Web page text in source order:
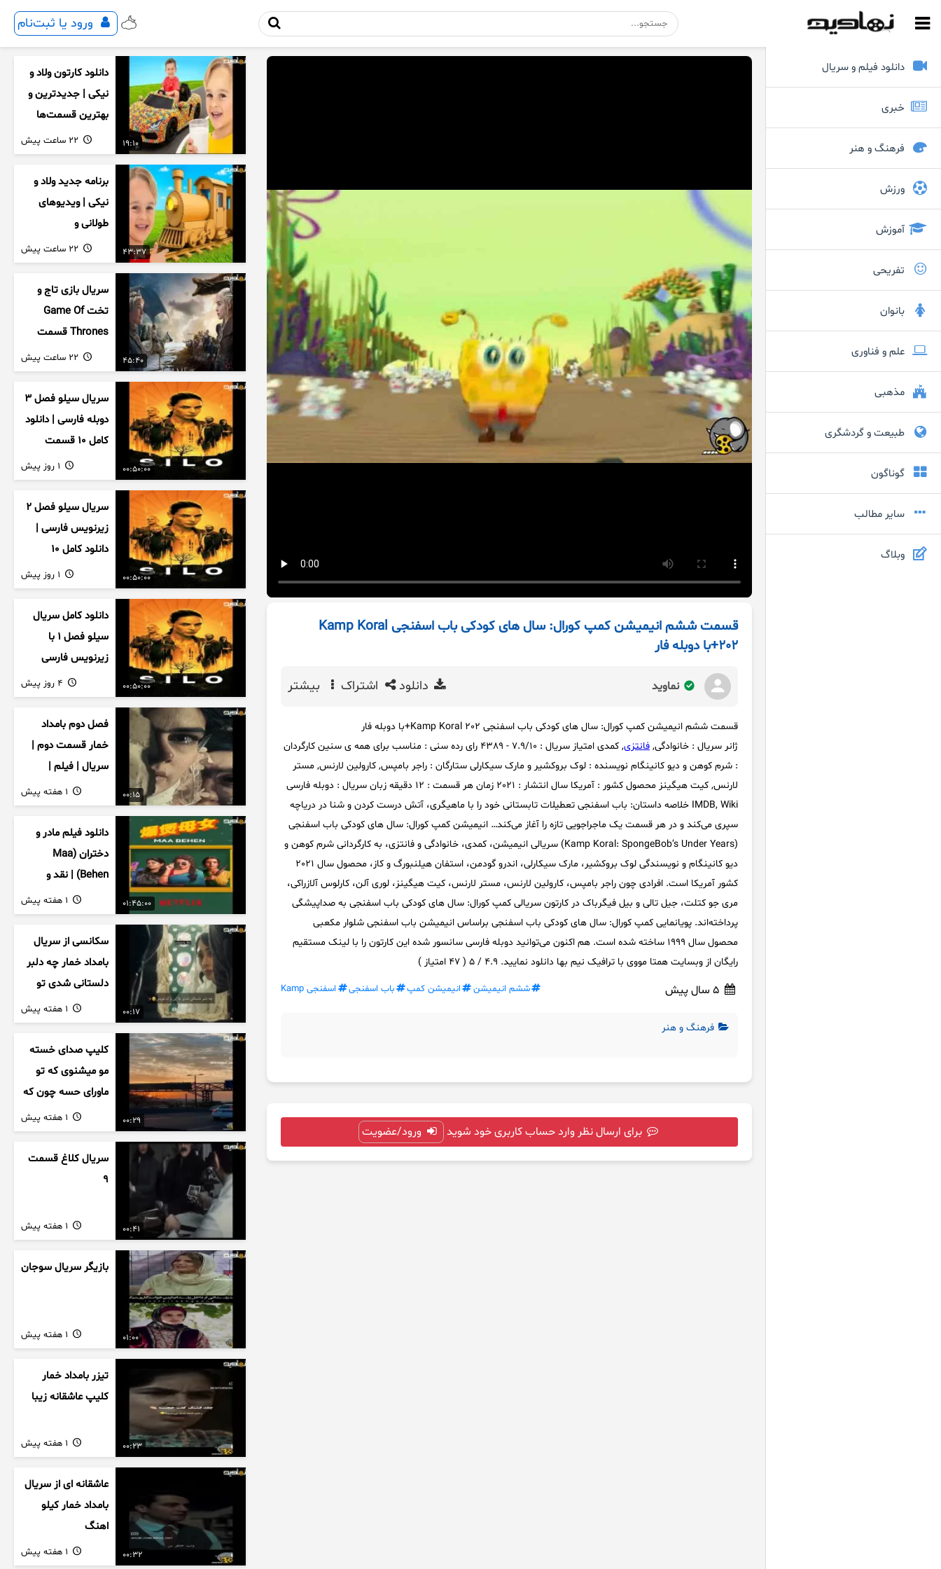
ورود یا ثبت‌نام
دانلود فیلم و سریال
خبری
فرهنگ و هنر
ورزش
آموزش
تفریحی
بانوان
علم و فناوری
مذهبی
طبیعت و گردشگری
گوناگون
سایر مطالب
وبلاگ
قسمت ششم انیمیشن کمپ کورال: سال های کودکی باب اسفنجی Kamp Koral
202+با دوبله فار
نماوید دانلود اشتراک بیشتر
قسمت ششم انیمیشن کمپ کورال: سال های کودکی باب اسفنجی Kamp Koral 202+با دوبله فار
ژانر سریال : خانوادگی, فانتزی
, کمدی امتیاز سریال : 7.9/10 - 4389 رای رده سنی : مناسب برای همه ی سنین کارگردان
: شرم کوهن و دیو کانینگام نویسنده : لوک بروکشیر و مارک سیکارلی ستارگان : راجر بامپس, کارولین لارنس, مستر
لارنس, کیت هیگینز محصول کشور : آمریکا سال انتشار : 2021 زمان هر قسمت : 12 دقیقه زبان سریال : دوبله فارسی
IMDB, Wiki خلاصه داستان: باب اسفنجی تعطیلات تابستانی خود را با ماهیگری، آتش درست کردن و شنا در دریاچه
سپری می‌کند و در هر قسمت یک ماجراجویی تازه را آغاز می‌کند… انیمیشن کمپ کورال: سال های کودکی باب اسفنجی
(Kamp Koral: SpongeBob’s Under Years) سریالی انیمیشن، کمدی، خانوادگی و فانتزی، به کارگردانی شرم کوهن و
دیو کانینگام و نویسندگی لوک بروکشیر، مارک سیکارلی، اندرو گودمن، استفان هیلنبورگ و کاز، محصول سال 2021
کشور آمریکا است. افرادی چون راجر بامپس، کارولین لارنس، مستر لارنس، کیت هیگینز، لوری آلن، کارلوس آلازراکی،
مری جو کتلت، جیل تالی و بیل فیگرباک در کارتون سریالی کمپ کورال: سال های کودکی باب اسفنجی به صداپیشگی
پرداخته‌اند. پویانمایی کمپ کورال: سال های کودکی باب اسفنجی براساس انیمیشن باب اسفنجی شلوار مکعبی
محصول سال 1999 ساخته شده است. هم اکنون می‌توانید دوبله فارسی سانسور شده این کارتون را با لینک مستقیم
رایگان از وبسایت همتا مووی با ترافیک نیم بها دانلود نمایید. 4.9 / 5 ( 47 امتیاز )
ششم انیمیشن انیمیشن کمپ باب اسفنجی اسفنجی Kamp
فرهنگ و هنر
برای ارسال نظر وارد حساب کاربری خود شوید ورود/عضویت
19:10
دانلود کارتون ولاد و
نیکی | جدیدترین و
بهترین قسمت‌ها
43:37
برنامه جدید ولاد و
نیکی | ویدیوهای
طولانی و
سرگرم‌کننده کودکان
45:40
سریال بازی تاج و
تخت Game Of
Thrones قسمت
دوم فصل اول
زیرنویس فارسی
00:50:00
سریال سیلو فصل ۳
دوبله فارسی | دانلود
کامل ۱۰ قسمت
00:50:00
سریال سیلو فصل ۲
زیرنویس فارسی |
دانلود کامل ۱۰
00:50:00
دانلود کامل سریال
سیلو فصل ۱ با
زیرنویس فارسی
00:15
فصل دوم بامداد
خمار قسمت دوم |
سریال | فیلم |
نمایش خانگی |
محبوبه | سینمایی
01:45:00
دانلود فیلم مادر و
دختران (Maa
Behen) | نقد و
بررسی درام خانوادگی
هندی
00:17
سکانسی از سریال
بامداد خمار چه دلبر
دلستانی شدی تو
این بزک عروس..
00:29
کلیپ صدای خسته
مو میشنوی که تو
ماورای حسه چون که
داریم می رسیم به
اخرای قصه
00:41
سریال کلاغ قسمت
9
01:00
بازیگر سریال سوجان
00:23
تیزر بامداد خمار
کلیپ عاشقانه زیبا
00:32
عاشقانه ای از سریال
بامداد خمار کیلو
اهنگ